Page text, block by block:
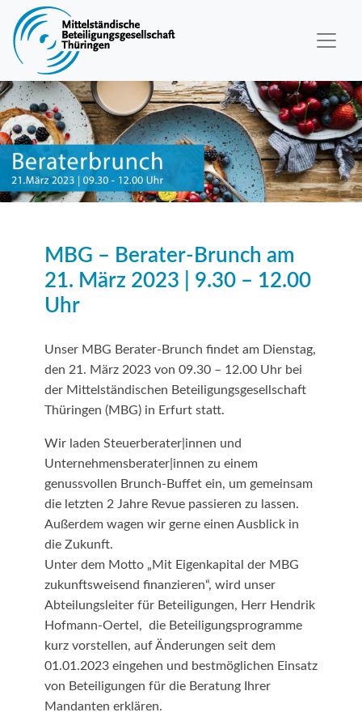
MBG – Berater-Brunch am
21. März 2023 | 9.30 – 12.00
Uhr
Unser MBG Berater-Brunch findet am Dienstag,
den 21. März 2023 von 09.30 – 12.00 Uhr bei
der Mittelständischen Beteiligungsgesellschaft
Thüringen (MBG) in Erfurt statt.
Wir laden Steuerberater|innen und
Unternehmensberater|innen zu einem
genussvollen Brunch-Buffet ein, um gemeinsam
die letzten 2 Jahre Revue passieren zu lassen.
Außerdem wagen wir gerne einen Ausblick in
die Zukunft.
Unter dem Motto „Mit Eigenkapital der MBG
zukunftsweisend finanzieren“, wird unser
Abteilungsleiter für Beteiligungen, Herr Hendrik
Hofmann-Oertel, die Beteiligungsprogramme
kurz vorstellen, auf Änderungen seit dem
01.01.2023 eingehen und bestmöglichen Einsatz
von Beteiligungen für die Beratung Ihrer
Mandanten erklären.